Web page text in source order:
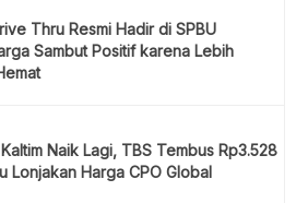
Thru Resmi Hadir di SPBU
Sambut Positif karena Lebih
Naik Lagi, TBS Tembus Rp3.528
Lonjakan Harga CPO Global